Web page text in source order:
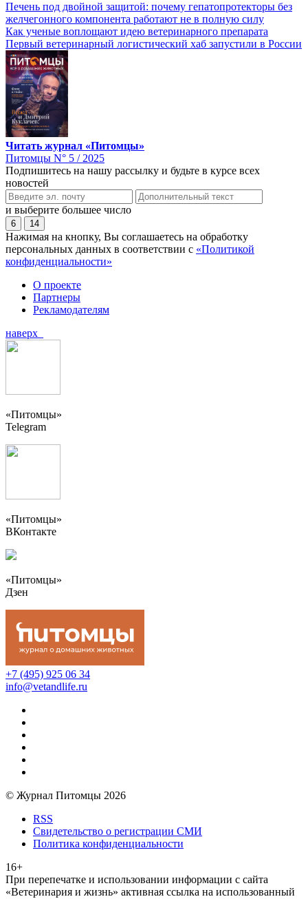
Печень под двойной защитой: почему гепатопротекторы без
желчегонного компонента работают не в полную силу
Как ученые воплощают идею ветеринарного препарата
Первый ветеринарный логистический хаб запустили в России
Читать журнал «Питомцы»
Питомцы N° 5 / 2025
Подпишитесь на нашу рассылку и будьте в курсе всех
новостей
и выберите большее число
6 14
Нажимая на кнопку, Вы соглашаетесь на обработку
персональных данных в соответствии с «Политикой
конфиденциальности»
О проекте
Партнеры
Рекламодателям
наверх
«Питомцы»
Telegram
«Питомцы»
ВКонтакте
«Питомцы»
Дзен
+7 (495) 925 06 34
info@vetandlife.ru
© Журнал Питомцы 2026
RSS
Свидетельство о регистрации СМИ
Политика конфиденциальности
16+
При перепечатке и использовании информации с сайта
«Ветеринария и жизнь» активная ссылка на использованный